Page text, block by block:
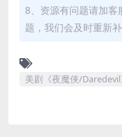
8、资源有问题请加
题，我们会及时重新
美剧《夜魔侠/